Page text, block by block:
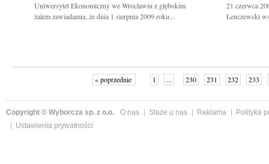
Uniwersytet Ekonomiczny we Wrocławiu z głębokim
żalem zawiadamia, że dnia 1 sierpnia 2009 roku...
21 czerwca
Lenczewski
« poprzednie 1 ... 230 231 232 233
Copyright © Wyborcza sp. z o.o. O nas Staże u nas Reklama
Polityka
Ustawienia prywatności